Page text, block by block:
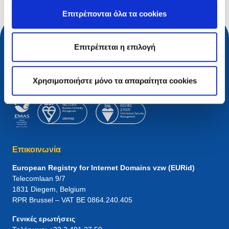
Επιτρέπονται όλα τα cookies
Επιτρέπεται η επιλογή
Χρησιμοποιήστε μόνο τα απαραίτητα cookies
Επικοινωνία
European Registry for Internet Domains vzw (EURid)
Telecomlaan 9/7
1831 Diegem , Belgium
RPR Brussel – VAT BE 0864.240.405
Γενικές ερωτήσεις